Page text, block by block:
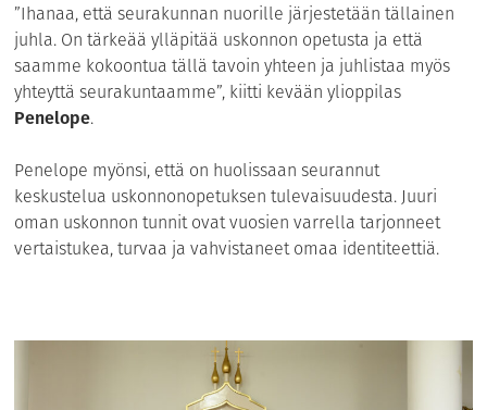
”Ihanaa, että seurakunnan nuorille järjestetään tällainen
juhla. On tärkeää ylläpitää uskonnon opetusta ja että
saamme kokoontua tällä tavoin yhteen ja juhlistaa myös
yhteyttä seurakuntaamme”, kiitti kevään ylioppilas
Penelope.
Penelope myönsi, että on huolissaan seurannut
keskustelua uskonnonopetuksen tulevaisuudesta. Juuri
oman uskonnon tunnit ovat vuosien varrella tarjonneet
vertaistukea, turvaa ja vahvistaneet omaa identiteettiä.